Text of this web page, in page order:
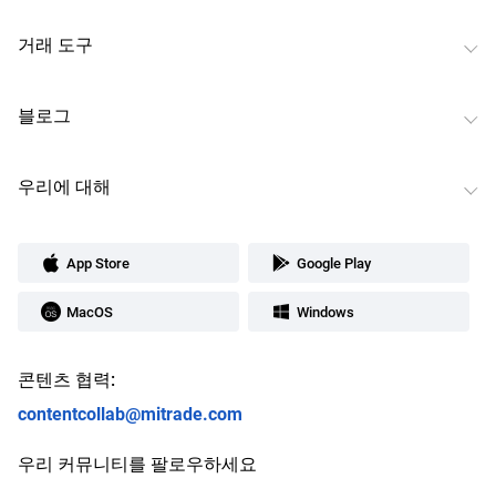
거래 도구
블로그
우리에 대해
App Store Google Play
MacOS Windows
콘텐츠 협력:
contentcollab@mitrade.com
우리 커뮤니티를 팔로우하세요